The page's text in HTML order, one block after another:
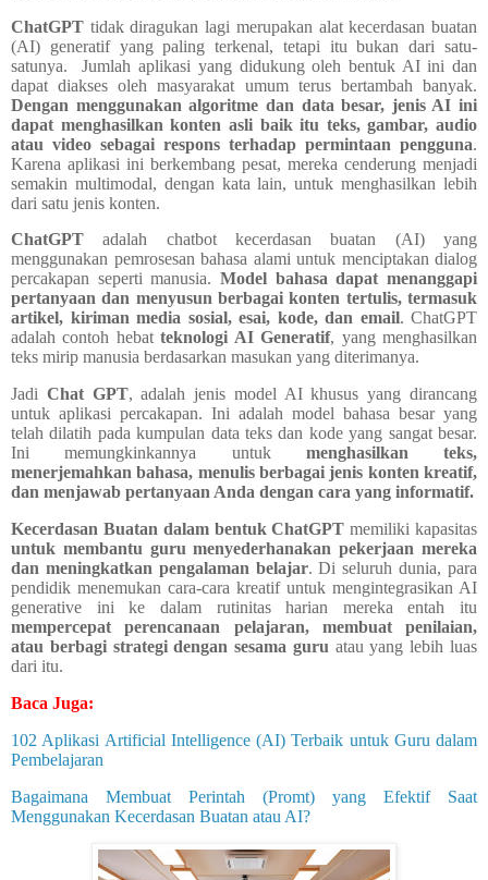
ChatGPT tidak diragukan lagi merupakan alat kecerdasan buatan
(AI) generatif yang paling terkenal, tetapi itu bukan dari satu-
satunya.
Jumlah aplikasi yang didukung oleh bentuk AI ini dan
dapat diakses oleh masyarakat umum terus bertambah banyak.
Dengan menggunakan algoritme dan data besar, jenis AI ini
dapat menghasilkan konten asli baik itu teks, gambar, audio
atau video sebagai respons terhadap permintaan pengguna.
Karena aplikasi ini berkembang pesat, mereka cenderung menjadi
semakin multimodal, dengan kata lain, untuk menghasilkan lebih
dari satu jenis konten.
ChatGPT adalah chatbot kecerdasan buatan (AI) yang
menggunakan pemrosesan bahasa alami untuk menciptakan dialog
percakapan seperti manusia. Model bahasa dapat menanggapi
pertanyaan dan menyusun berbagai konten tertulis, termasuk
artikel, kiriman media sosial, esai, kode, dan email. ChatGPT
adalah contoh hebatteknologi AI Generatif, yang menghasilkan
teks mirip manusia berdasarkan masukan yang diterimanya.
Jadi Chat GPT, adalah jenis model AI khusus yang dirancang
untuk aplikasi percakapan. Ini adalah model bahasa besar yang
telah dilatih pada kumpulan data teks dan kode yang sangat besar.
Ini memungkinkannya untuk menghasilkan teks,
menerjemahkan bahasa, menulis berbagai jenis konten kreatif,
dan menjawab pertanyaan Anda dengan cara yang informatif.
Kecerdasan Buatan dalam bentuk ChatGPT memiliki kapasitas
untuk membantu guru menyederhanakan pekerjaan mereka
dan meningkatkan pengalaman belajar. Di seluruh dunia, para
pendidik menemukan cara-cara kreatif untuk mengintegrasikan AI
generative ini ke dalam rutinitas harian mereka entah itu
mempercepat perencanaan pelajaran, membuat penilaian,
atau berbagi strategi dengan sesama guru atau yang lebih luas
dari itu.
Baca Juga:
102 Aplikasi Artificial Intelligence (AI) Terbaik untuk Guru dalam
Pembelajaran
Bagaimana Membuat Perintah (Promt) yang Efektif Saat
Menggunakan Kecerdasan Buatan atau AI?